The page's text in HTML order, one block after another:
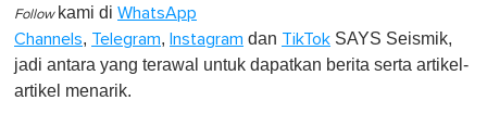
Follow kami di WhatsApp
Channels, Telegram, Instagram dan TikTok SAYS Seismik,
jadi antara yang terawal untuk dapatkan berita serta artikel-
artikel menarik.